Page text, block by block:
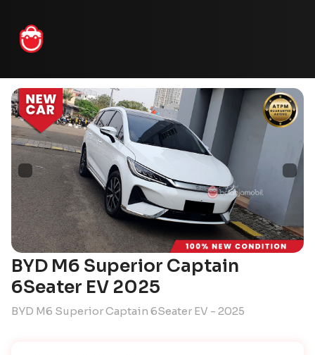
BYD M6 Superior Captain
6Seater EV 2025
BYD M6 Superior Captain 6Seater EV - 2025